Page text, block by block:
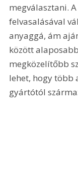
megválasztani.
felvasalásával
anyaggá, ám
között
megközelítőbb
lehet, hogy több
gyártótól